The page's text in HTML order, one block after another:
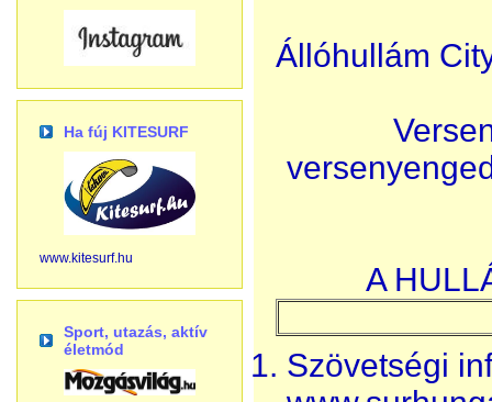
Ha fúj KITESURF
www.kitesurf.hu
Sport, utazás, aktív
életmód
Állóhullám
A
Szövetségi